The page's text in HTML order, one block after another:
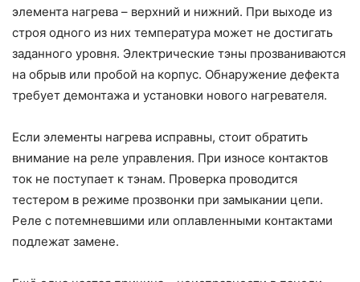
элемента нагрева – верхний и нижний. При выходе из
строя одного из них температура может не достигать
заданного уровня. Электрические тэны прозваниваются
на обрыв или пробой на корпус. Обнаружение дефекта
требует демонтажа и установки нового нагревателя.
Если элементы нагрева исправны, стоит обратить
внимание на реле управления. При износе контактов
ток не поступает к тэнам. Проверка проводится
тестером в режиме прозвонки при замыкании цепи.
Реле с потемневшими или оплавленными контактами
подлежат замене.